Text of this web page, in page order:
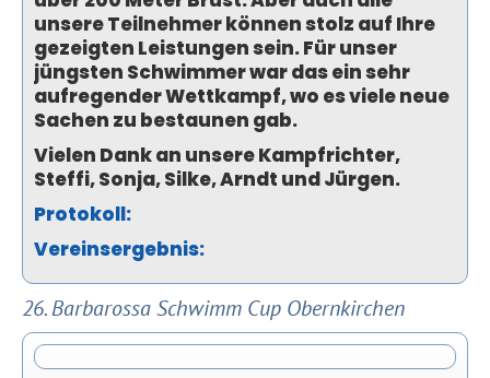
unsere Teilnehmer können stolz auf Ihre
gezeigten Leistungen sein. Für unser
jüngsten Schwimmer war das ein sehr
aufregender Wettkampf, wo es viele neue
Sachen zu bestaunen gab.
Vielen Dank an unsere Kampfrichter,
Steffi, Sonja, Silke, Arndt und Jürgen.
Protokoll:
Vereinsergebnis:
26. Barbarossa Schwimm Cup Obernkirchen